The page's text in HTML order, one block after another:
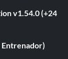
v1.54.0 (+24
Entrenador)